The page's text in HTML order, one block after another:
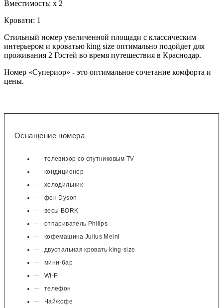
Вместимость: x 2
Кровати: 1
Стильный номер увеличенной площади с классическим
интерьером и кроватью king size оптимально подойдет для
проживания 2 Гостей во время путешествия в Краснодар.
Номер «Супериор» - это оптимальное сочетание комфорта и
цены.
Оснащение номера
телевизор со спутниковым TV
кондиционер
холодильник
фен Dyson
весы BORK
отпариватель Philips
кофемашина Julius Meinl
двуспальная кровать king-size
мини-бар
Wi-Fi
телефон
Чай/кофе